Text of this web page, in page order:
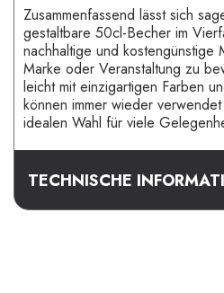
Zusammenfassend lässt sich
gestaltbare 50cl-Becher im
nachhaltige und kostengünstige
Marke oder Veranstaltung zu
leicht mit einzigartigen Farben
können immer wieder
idealen Wahl für viele
TECHNISCHE